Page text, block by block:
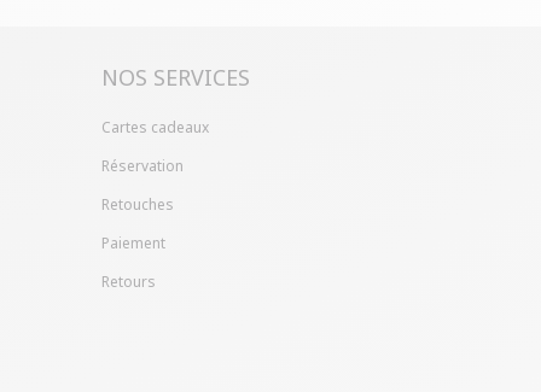
NOS SERVICES
Cartes cadeaux
Réservation
Retouches
Paiement
Retours